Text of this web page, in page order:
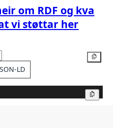
om RDF og kva
vi støttar her
LD